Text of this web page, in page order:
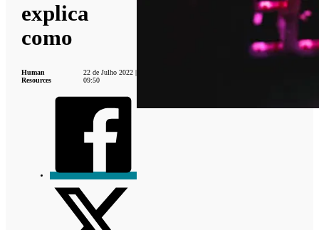
explica
como
Human
Resources
22 de Julho 2022 |
09:50